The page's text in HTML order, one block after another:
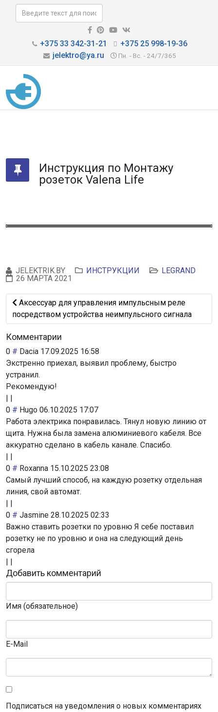
+375 33 342-31-21
+375 25 998-19-36
jelektro@ya.ru
Пн. - Вс. - 24/7/365
Инструкция по Монтажу
розеток Valena Life
JELEKTRIK.BY ИНСТРУКЦИИ
LEGRAND
26 МАРТА 2021
Предыдущий: Аксессуар для управления импульсным
Аксессуар для управления импульсным реле
посредством устройства неимпульсного сигнала
Комментарии
0 # Dacia 17.09.2025 16:58
Экстренно приехал, выявил проблему, быстро
устранил.
Рекомендую!
| |
0 # Hugo 06.10.2025 17:07
Работа электрика понравилась. Тянул новую линию от
щита. Нужна была замена алюминиевого кабеля. Все
аккуратно сделано в кабель канале. Спасибо.
| |
0 # Roxanna 15.10.2025 23:08
Самый лучший способ, на каждую розетку отдельная
линия, свой автомат.
| |
0 # Jasmine 28.10.2025 02:33
Важно ставить розетки по уровню Я себе поставил
розетку не по уровню и она на следующий день
сгорела
| |
Добавить комментарий
Имя (обязательное)
E-Mail
Подписаться на уведомления о новых комментариях